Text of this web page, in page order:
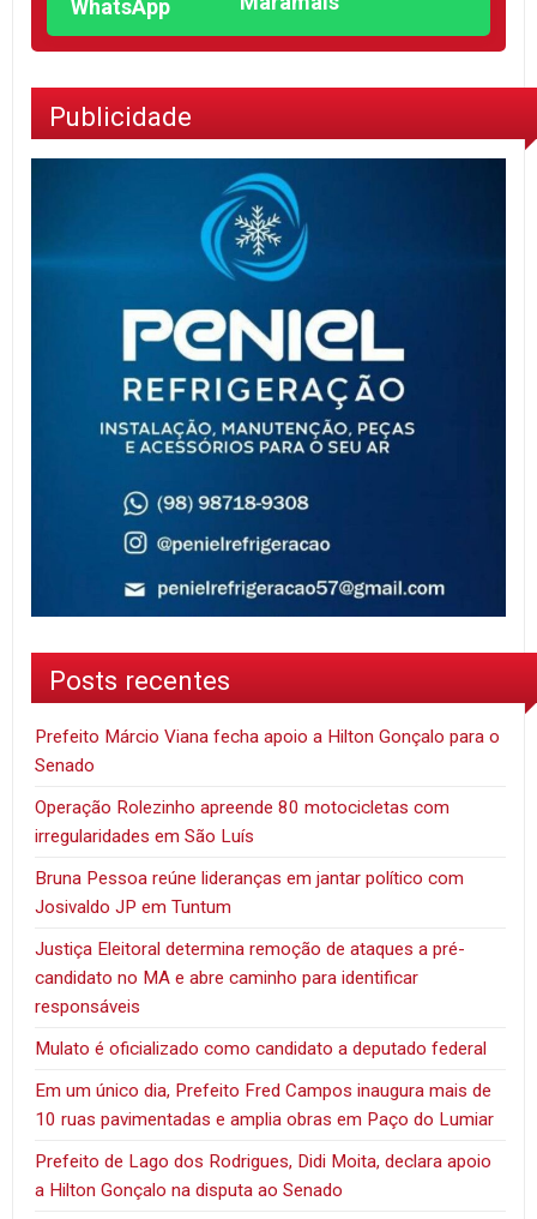
Publicidade
Posts recentes
Prefeito Márcio Viana fecha apoio a Hilton Gonçalo para o
Senado
Operação Rolezinho apreende 80 motocicletas com
irregularidades em São Luís
Bruna Pessoa reúne lideranças em jantar político com
Josivaldo JP em Tuntum
Justiça Eleitoral determina remoção de ataques a pré-
candidato no MA e abre caminho para identificar
responsáveis
Mulato é oficializado como candidato a deputado federal
Em um único dia, Prefeito Fred Campos inaugura mais de
10 ruas pavimentadas e amplia obras em Paço do Lumiar
Prefeito de Lago dos Rodrigues, Didi Moita, declara apoio
a Hilton Gonçalo na disputa ao Senado